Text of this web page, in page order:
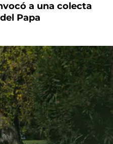
a una colecta
Papa